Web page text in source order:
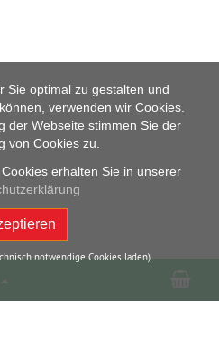
Sie optimal zu gestalten und
verwenden wir Cookies.
der Webseite stimmen Sie der
von Cookies zu.
erhalten Sie in unserer
notwendige Cookies laden)